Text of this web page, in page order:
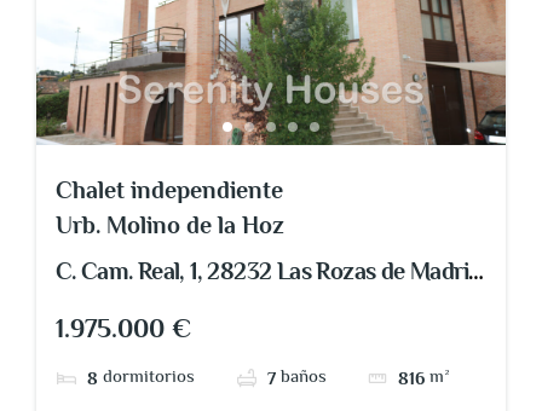
Chalet independiente
Urb. Molino de la Hoz
C. Cam. Real, 1, 28232 Las Rozas de Madrid,
1.975.000 €
8 dormitorios 7baños 816 m²